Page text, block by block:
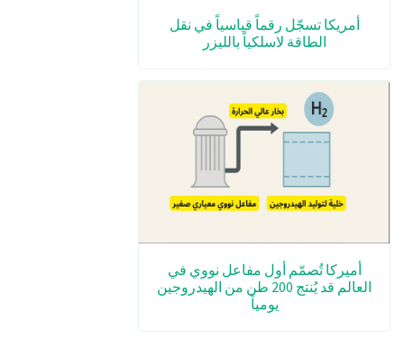
أمريكا تسجّل رقماً قياسياً في نقل
الطاقة لاسلكياً بالليزر
أميركا تُصمّم أول مفاعل نووي في
العالم قد يُنتج 200 طن من الهيدروجين
يومياً